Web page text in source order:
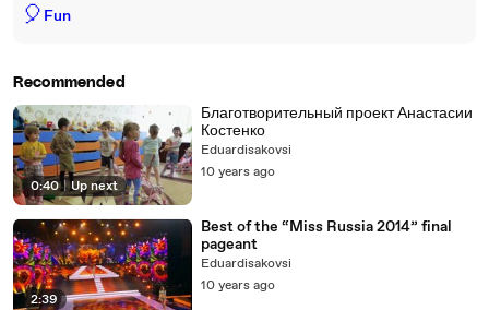
🎈 Fun
Recommended
0:40 | Up next
Благотворительный проект Анастасии
Костенко
Eduardisakovsi
10 years ago
2:39
Best of the “Miss Russia 2014” final
pageant
Eduardisakovsi
10 years ago